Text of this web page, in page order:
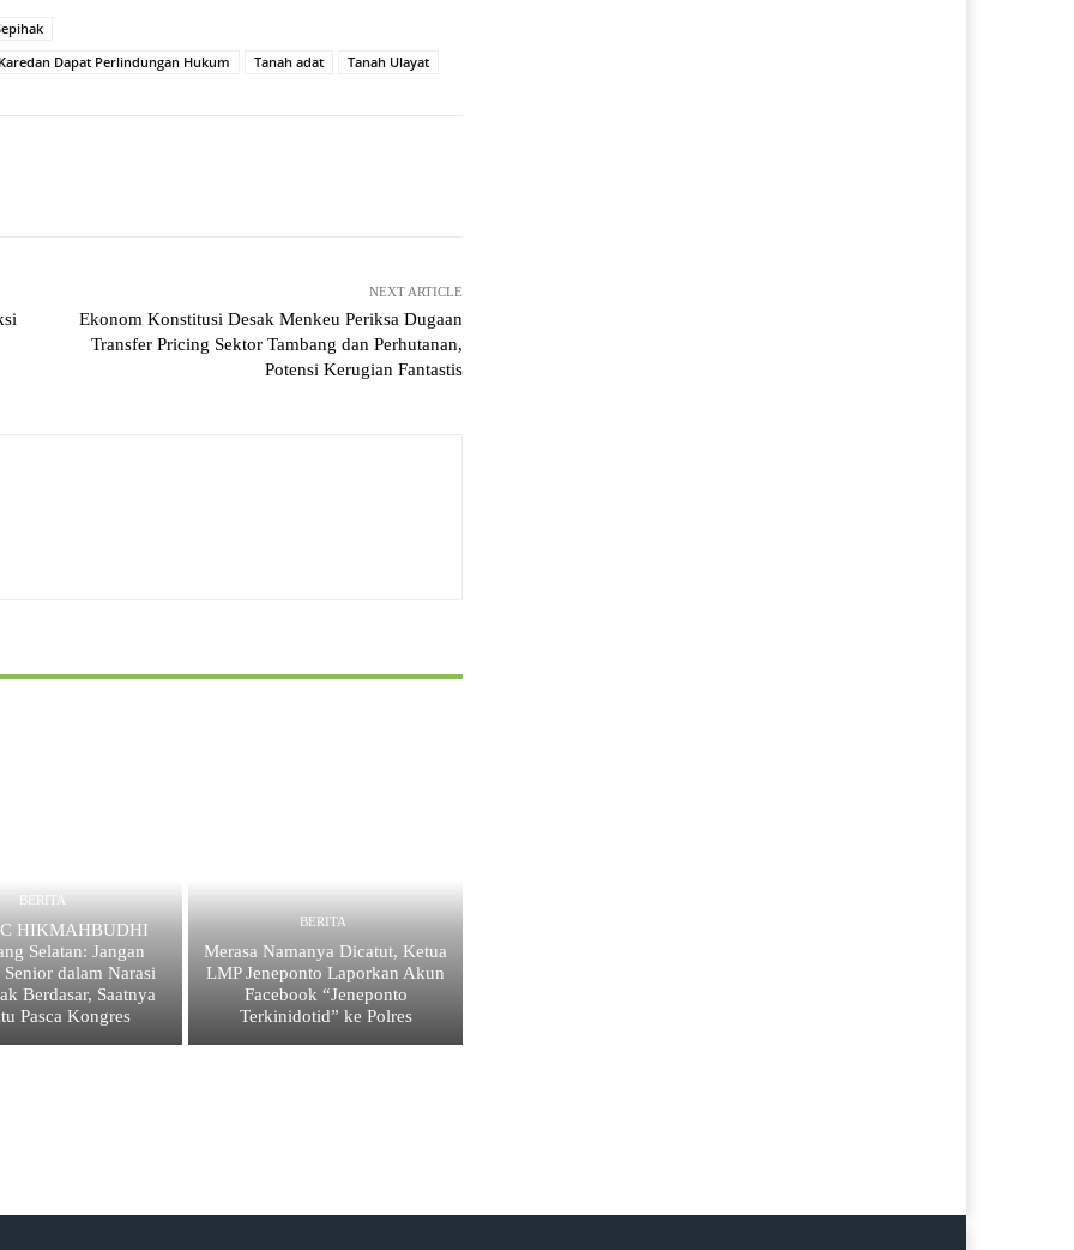
Dapat Perlindungan Hukum
Tanah adat Tanah Ulayat
NEXT ARTICLE
​Ekonom Konstitusi Desak Menkeu Periksa Dugaan
Transfer Pricing Sektor Tambang dan Perhutanan,
Potensi Kerugian Fantastis
BERITA
HIKMAHBUDHI
Selatan: Jangan
dalam Narasi
Berdasar, Saatnya
Pasca Kongres
BERITA
Merasa Namanya Dicatut, Ketua
LMP Jeneponto Laporkan Akun
Facebook “Jeneponto
Terkinidotid” ke Polres